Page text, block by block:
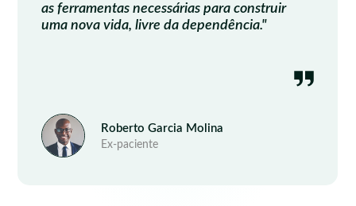
as ferramentas necessárias para construir
uma nova vida, livre da dependência."
Roberto Garcia Molina
Ex-paciente